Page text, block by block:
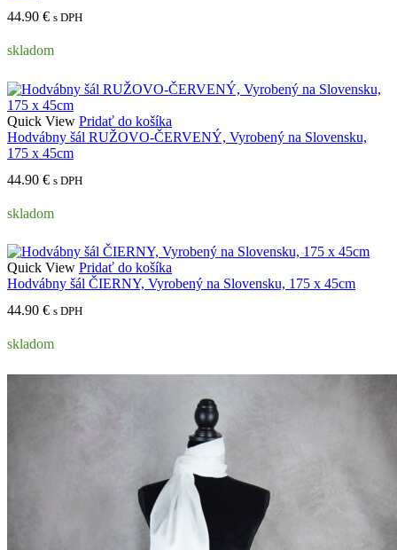
44.90 € s DPH
skladom
Quick View Pridať do košíka
Hodvábny šál RUŽOVO-ČERVENÝ, Vyrobený na Slovensku,
175 x 45cm
44.90 € s DPH
skladom
Quick View Pridať do košíka
Hodvábny šál ČIERNY, Vyrobený na Slovensku, 175 x 45cm
44.90 € s DPH
skladom